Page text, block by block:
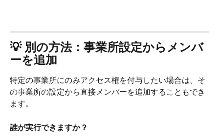
💡 別の方法：事業所設定からメンバ
ーを追加
特定の事業所にのみアクセス権を付与したい場合は、そ
の事業所の設定から直接メンバーを追加することもでき
ます。
誰が実行できますか？